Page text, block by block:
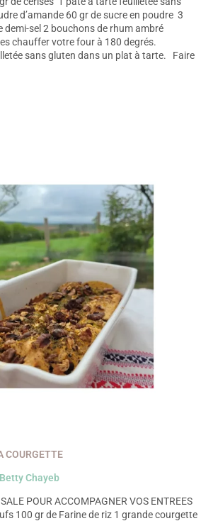
d’amande 60 gr de sucre en poudre 3
sel 2 bouchons de rhum ambré
chauffer votre four à 180 degrés.
sans gluten dans un plat à tarte. Faire
COURGETTE
Betty Chayeb
POUR ACCOMPAGNER VOS ENTREES
100 gr de Farine de riz 1 grande courgette